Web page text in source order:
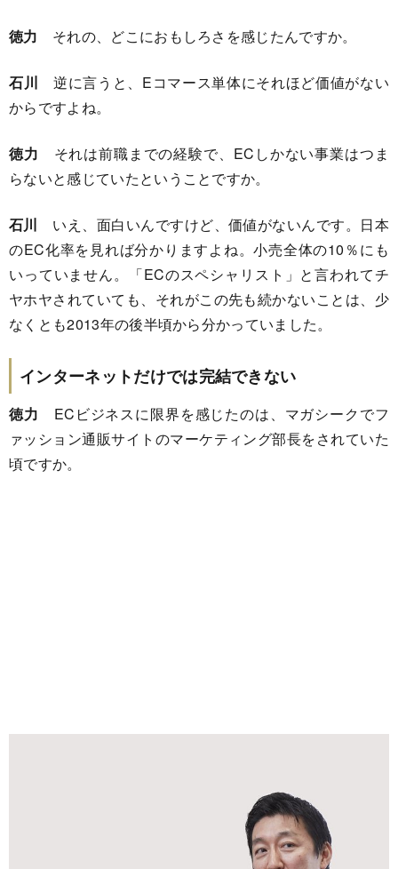
徳力 それの、どこにおもしろさを感じたんですか。
石川 逆に言うと、Eコマース単体にそれほど価値がない
からですよね。
徳力 それは前職までの経験で、ECしかない事業はつま
らないと感じていたということですか。
石川 いえ、面白いんですけど、価値がないんです。日本
のEC化率を見れば分かりますよね。小売全体の10％にも
いっていません。「ECのスペシャリスト」と言われてチ
ヤホヤされていても、それがこの先も続かないことは、少
なくとも2013年の後半頃から分かっていました。
インターネットだけでは完結できない
徳力 ECビジネスに限界を感じたのは、マガシークでフ
ァッション通販サイトのマーケティング部長をされていた
頃ですか。